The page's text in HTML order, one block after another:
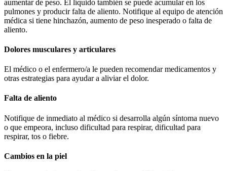
aumentar de peso. El líquido también se puede acumular en los
pulmones y producir falta de aliento. Notifique al equipo de atención
médica si tiene hinchazón, aumento de peso inesperado o falta de
aliento.
Dolores musculares y articulares
El médico o el enfermero/a le pueden recomendar medicamentos y
otras estrategias para ayudar a aliviar el dolor.
Falta de aliento
Notifique de inmediato al médico si desarrolla algún síntoma nuevo
o que empeora, incluso dificultad para respirar, dificultad para
respirar, tos o fiebre.
Cambios en la piel